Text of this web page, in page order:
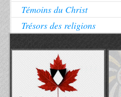
Témoins du Christ
Trésors des religions